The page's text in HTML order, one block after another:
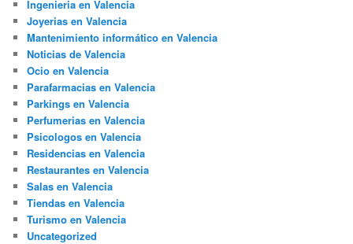
Ingenieria en Valencia
Joyerias en Valencia
Mantenimiento informático en Valencia
Noticias de Valencia
Ocio en Valencia
Parafarmacias en Valencia
Parkings en Valencia
Perfumerias en Valencia
Psicologos en Valencia
Residencias en Valencia
Restaurantes en Valencia
Salas en Valencia
Tiendas en Valencia
Turismo en Valencia
Uncategorized